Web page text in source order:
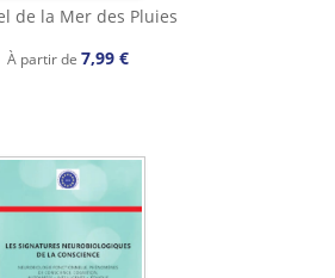
de la Mer des Pluies
À partir de 7,99 €